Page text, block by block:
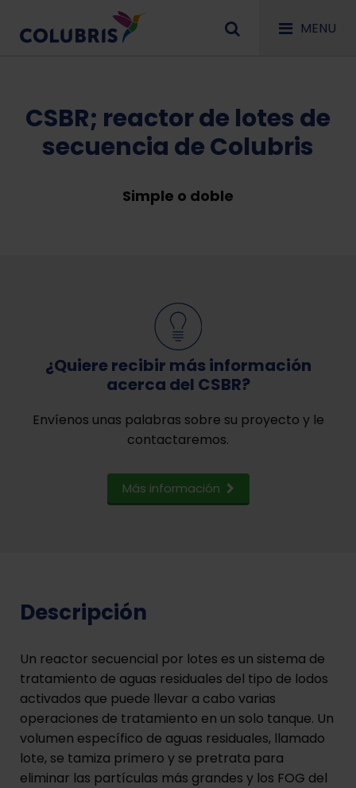
MENU
CSBR; reactor de lotes de
secuencia de Colubris
Simple o doble
¿Quiere recibir más información
acerca del CSBR?
Envíenos unas palabras sobre su proyecto y le
contactaremos.
Más información
Descripción
Un reactor secuencial por lotes es un sistema de
tratamiento de aguas residuales del tipo de lodos
activados que puede llevar a cabo varias
operaciones de tratamiento en un solo tanque. Un
volumen específico de aguas residuales, llamado
lote, se tamiza primero y se pretrata para
eliminar las partículas más grandes y los FOG del